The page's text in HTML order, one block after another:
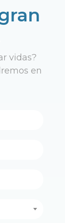
vidas?
en